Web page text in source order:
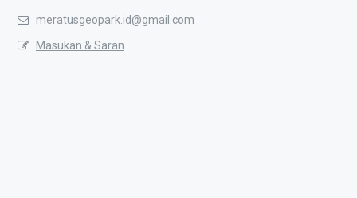
meratusgeopark.id@gmail.com
Masukan & Saran